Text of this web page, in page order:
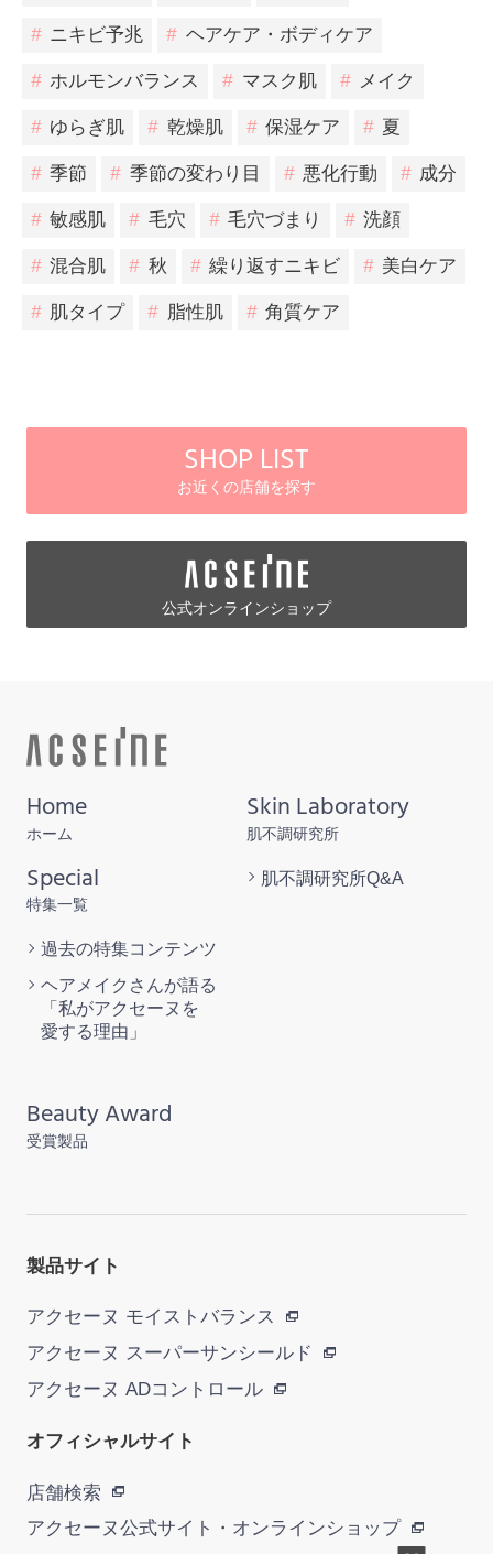
# ニキビ予兆 # ヘアケア・ボディケア
# ホルモンバランス # マスク肌 # メイク
# ゆらぎ肌 # 乾燥肌 # 保湿ケア # 夏
# 季節 # 季節の変わり目 # 悪化行動 # 成分
# 敏感肌 # 毛穴 # 毛穴づまり # 洗顔
# 混合肌 # 秋 # 繰り返すニキビ # 美白ケア
# 肌タイプ # 脂性肌 # 角質ケア
SHOP LIST
お近くの店舗を探す
公式オンラインショップ
Home
ホーム
Special
特集一覧
過去の特集コンテンツ
ヘアメイクさんが語る
「私がアクセーヌを
愛する理由」
Skin Laboratory
肌不調研究所
肌不調研究所Q&A
Beauty Award
受賞製品
製品サイト
アクセーヌ モイストバランス
アクセーヌ スーパーサンシールド
アクセーヌ ADコントロール
オフィシャルサイト
店舗検索
アクセーヌ公式サイト・ オンラインショップ